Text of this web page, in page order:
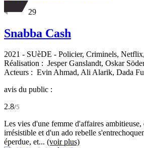
29
Snabba Cash
2021 - SUèDE - Policier, Criminels,
Réalisation : Jesper Ganslandt, Oskar
Acteurs : Evin Ahmad, Ali Alarik, Dada
avis du public :
2.8/5
Les vies d'une femme d'affaires
irrésistible et d'un ado rebelle
éperdue, et... (voir plus)